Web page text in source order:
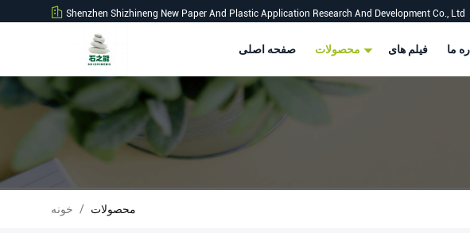
Shenzhen Shizhineng New Paper And Plastic Application Research And Development Co., Ltd
صفحه اصلی فیلم های
خونه / محصولات